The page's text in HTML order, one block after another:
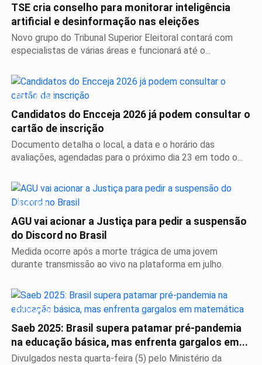
TSE cria conselho para monitorar inteligência
artificial e desinformação nas eleições
Novo grupo do Tribunal Superior Eleitoral contará com
especialistas de várias áreas e funcionará até o...
EDUCAÇÃO
Candidatos do Encceja 2026 já podem consultar o
cartão de inscrição
Documento detalha o local, a data e o horário das
avaliações, agendadas para o próximo dia 23 em todo o...
JUSTIÇA
AGU vai acionar a Justiça para pedir a suspensão
do Discord no Brasil
Medida ocorre após a morte trágica de uma jovem
durante transmissão ao vivo na plataforma em julho.
EDUCAÇÃO
Saeb 2025: Brasil supera patamar pré-pandemia
na educação básica, mas enfrenta gargalos em...
Divulgados nesta quarta-feira (5) pelo Ministério da